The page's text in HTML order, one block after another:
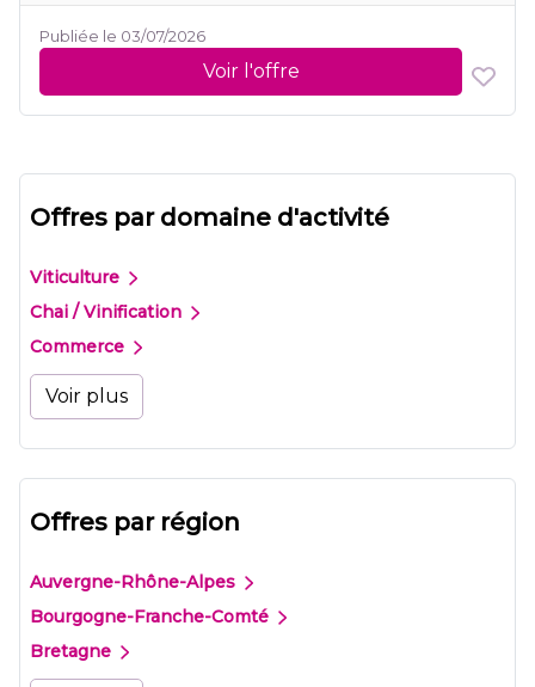
Publiée le 03/07/2026
Voir l'offre
Offres par domaine d'activité
Viticulture
Chai / Vinification
Commerce
Voir plus
Offres par région
Auvergne-Rhône-Alpes
Bourgogne-Franche-Comté
Bretagne